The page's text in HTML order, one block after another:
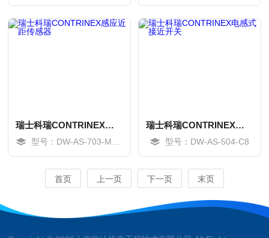
瑞士科瑞CONTRINEX感应近距传感器
型号：DW-AS-703-M12-693
瑞士科瑞CONTRINEX电感式接近开关
型号：DW-AS-504-C8
首页 上一页 下一页 末页